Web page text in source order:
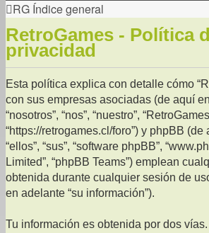
RG Índice general
RetroGames - Política
privacidad
Esta política explica con detalle cómo
con sus empresas asociadas (de aquí
“nosotros”, “nos”, “nuestro”,
“https://retrogames.cl/foro”) y phpBB
“ellos”, “sus”, “software phpBB”,
Limited”, “phpBB Teams”) emplean
obtenida durante cualquier sesión de
en adelante “su información”).
Tu información es obtenida por dos